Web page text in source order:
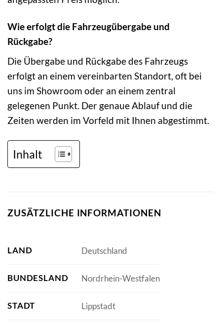
Wie erfolgt die Fahrzeugübergabe und
Rückgabe?
Die Übergabe und Rückgabe des Fahrzeugs
erfolgt an einem vereinbarten Standort, oft bei
uns im Showroom oder an einem zentral
gelegenen Punkt. Der genaue Ablauf und die
Zeiten werden im Vorfeld mit Ihnen abgestimmt.
Inhalt
ZUSÄTZLICHE INFORMATIONEN
LAND Deutschland
BUNDESLAND Nordrhein-Westfalen
STADT Lippstadt